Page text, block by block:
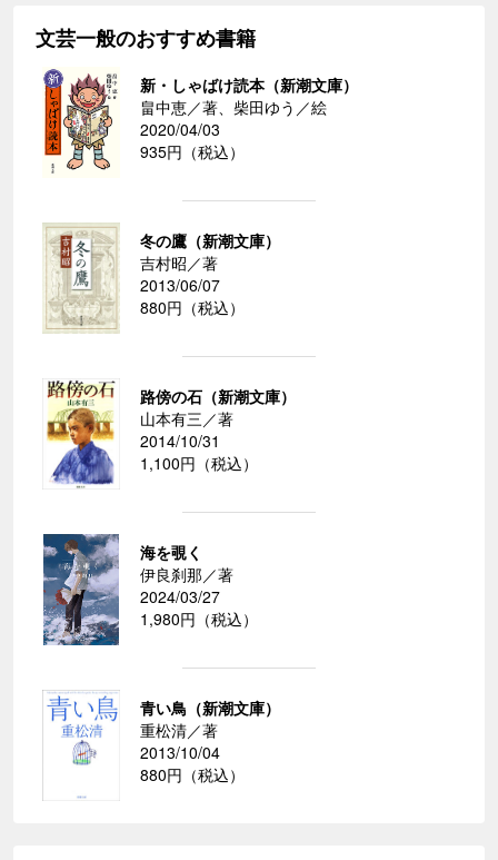
文芸一般のおすすめ書籍
新・しゃばけ読本（新潮文庫）
畠中恵／著、柴田ゆう／絵
2020/04/03
935円（税込）
冬の鷹（新潮文庫）
吉村昭／著
2013/06/07
880円（税込）
路傍の石（新潮文庫）
山本有三／著
2014/10/31
1,100円（税込）
海を覗く
伊良刹那／著
2024/03/27
1,980円（税込）
青い鳥（新潮文庫）
重松清／著
2013/10/04
880円（税込）